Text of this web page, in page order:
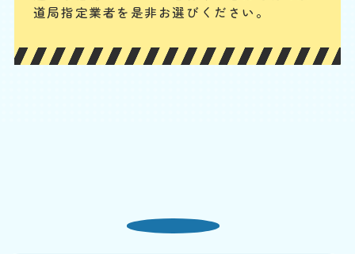
バルブやフラッシュバルブの動作確認、オーバーフロー管の水位を確
た、などの原因が考えられます。
道局指定業者を是非お選びください。